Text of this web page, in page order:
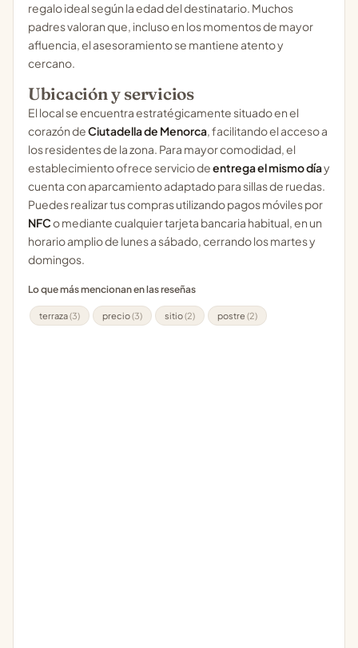
regalo ideal según la edad del destinatario. Muchos
padres valoran que, incluso en los momentos de mayor
afluencia, el asesoramiento se mantiene atento y
cercano.
Ubicación y servicios
El local se encuentra estratégicamente situado en el
corazón deCiutadella de Menorca, facilitando el acceso a
los residentes de la zona. Para mayor comodidad, el
establecimiento ofrece servicio deentrega el mismo díay
cuenta con aparcamiento adaptado para sillas de ruedas.
Puedes realizar tus compras utilizando pagos móviles por
NFCo mediante cualquier tarjeta bancaria habitual, en un
horario amplio de lunes a sábado, cerrando los martes y
domingos.
Lo que más mencionan en las reseñas
terraza(3) precio(3) sitio(2) postre (2)